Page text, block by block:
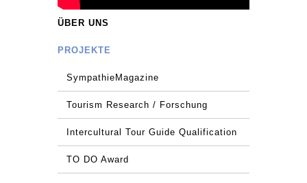
ÜBER UNS
PROJEKTE
SympathieMagazine
Tourism Research / Forschung
Intercultural Tour Guide Qualification
TO DO Award